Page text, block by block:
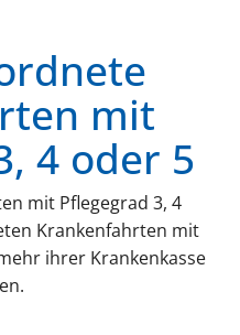
mit
4 oder 5
mit Pflegegrad 3, 4
Krankenfahrten mit
ihrer Krankenkasse